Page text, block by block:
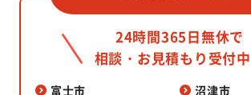
24時間365日無休で
相談・お見積もり受付中
富士市
沼津市